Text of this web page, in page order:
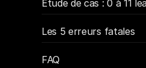
Étude de cas : 0 à 11
Les 5 erreurs fatales
FAQ